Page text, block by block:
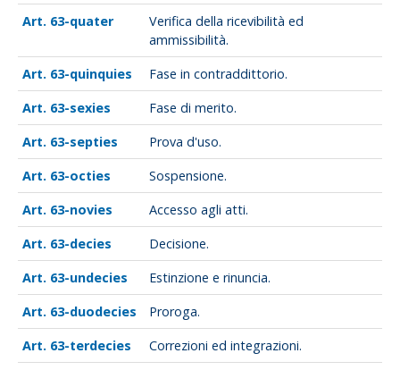
63-quater
Verifica della ricevibilità ed
ammissibilità.
63-quinquies
Fase in contraddittorio.
63-sexies
Fase di merito.
63-septies
Prova d'uso.
63-octies
Sospensione.
63-novies
Accesso agli atti.
63-decies
Decisione.
63-undecies
Estinzione e rinuncia.
63-duodecies
Proroga.
63-terdecies
Correzioni ed integrazioni.